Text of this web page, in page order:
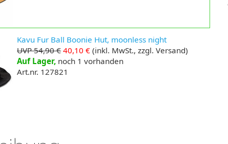
Kavu Fur Ball Boonie Hut, moonless night
UVP 54,90 € 40,10 € (inkl. MwSt., zzgl. Versand)
Auf Lager, noch 1 vorhanden
Art.nr. 127821